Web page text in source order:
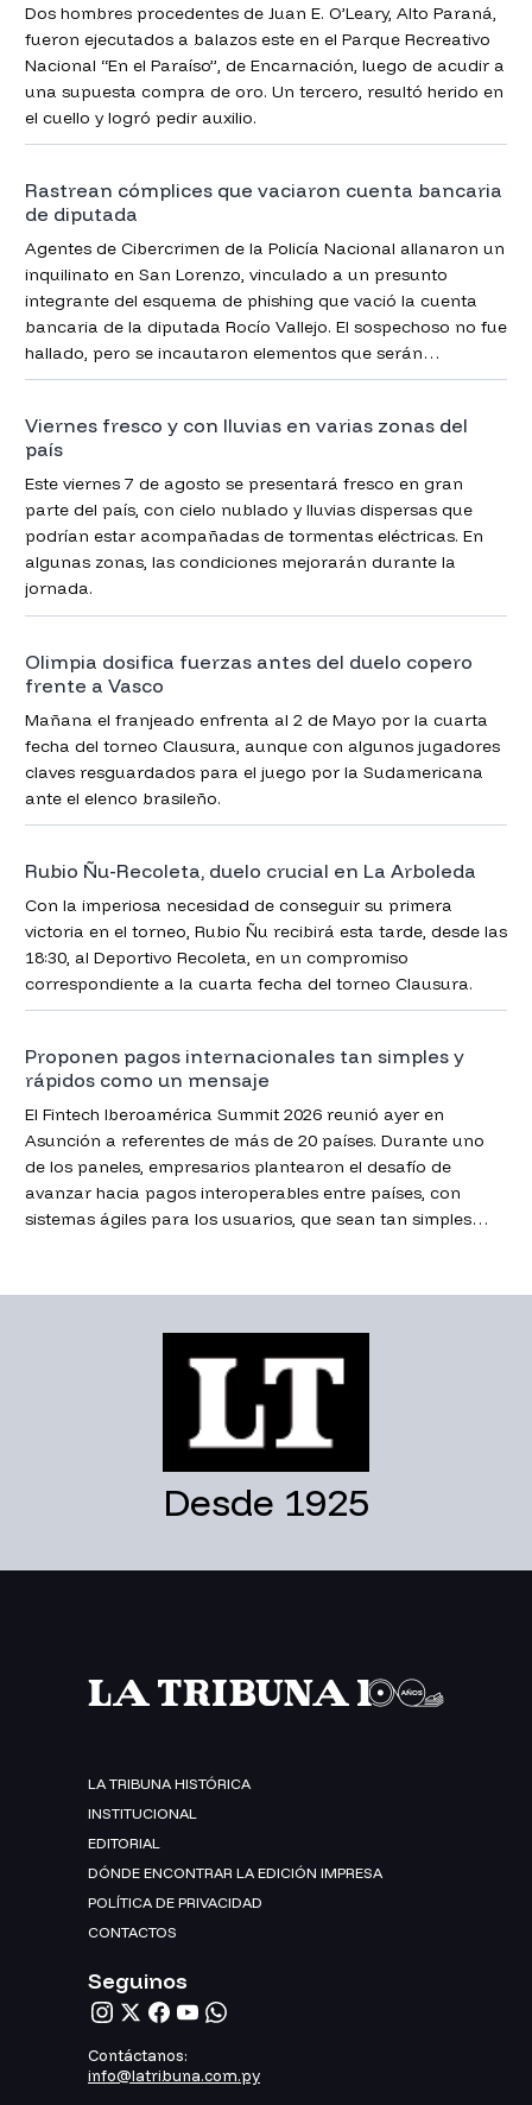
Dos hombres procedentes de Juan E. O’Leary, Alto Paraná,
fueron ejecutados a balazos este en el Parque Recreativo
Nacional “En el Paraíso”, de Encarnación, luego de acudir a
una supuesta compra de oro. Un tercero, resultó herido en
el cuello y logró pedir auxilio.
Rastrean cómplices que vaciaron cuenta bancaria
de diputada
Agentes de Cibercrimen de la Policía Nacional allanaron un
inquilinato en San Lorenzo, vinculado a un presunto
integrante del esquema de phishing que vació la cuenta
bancaria de la diputada Rocío Vallejo. El sospechoso no fue
hallado, pero se incautaron elementos que serán
analizados en la causa.
Viernes fresco y con lluvias en varias zonas del
país
Este viernes 7 de agosto se presentará fresco en gran
parte del país, con cielo nublado y lluvias dispersas que
podrían estar acompañadas de tormentas eléctricas. En
algunas zonas, las condiciones mejorarán durante la
jornada.
Olimpia dosifica fuerzas antes del duelo copero
frente a Vasco
Mañana el franjeado enfrenta al 2 de Mayo por la cuarta
fecha del torneo Clausura, aunque con algunos jugadores
claves resguardados para el juego por la Sudamericana
ante el elenco brasileño.
Rubio Ñu-Recoleta, duelo crucial en La Arboleda
Con la imperiosa necesidad de conseguir su primera
victoria en el torneo, Rubio Ñu recibirá esta tarde, desde las
18:30, al Deportivo Recoleta, en un compromiso
correspondiente a la cuarta fecha del torneo Clausura.
Proponen pagos internacionales tan simples y
rápidos como un mensaje
El Fintech Iberoamérica Summit 2026 reunió ayer en
Asunción a referentes de más de 20 países. Durante uno
de los paneles, empresarios plantearon el desafío de
avanzar hacia pagos interoperables entre países, con
sistemas ágiles para los usuarios, que sean tan simples
Desde 1925
LA TRIBUNA HISTÓRICA
INSTITUCIONAL
EDITORIAL
DÓNDE ENCONTRAR LA EDICIÓN IMPRESA
POLÍTICA DE PRIVACIDAD
CONTACTOS
Seguinos
Contáctanos:
info@latribuna.com.py